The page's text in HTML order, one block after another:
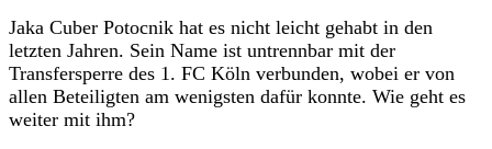
Jaka Cuber Potocnik hat es nicht leicht gehabt in den
letzten Jahren. Sein Name ist untrennbar mit der
Transfersperre des 1. FC Köln verbunden, wobei er von
allen Beteiligten am wenigsten dafür konnte. Wie geht es
weiter mit ihm?